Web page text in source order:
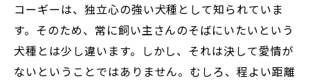
コーギーは、独立心の強い犬種として知られていま
す。そのため、常に飼い主さんのそばにいたいという
犬種とは少し違います。しかし、それは決して愛情が
ないということではありません。むしろ、程よい距離